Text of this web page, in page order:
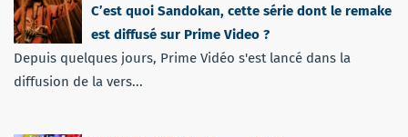
C’est quoi Sandokan, cette série dont le remake
est diffusé sur Prime Video ?
Depuis quelques jours, Prime Vidéo s'est lancé dans la
diffusion de la vers...